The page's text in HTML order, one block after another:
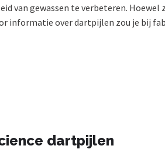
van gewassen te verbeteren.
informatie over dartpijlen zou je bij
dartpijlen